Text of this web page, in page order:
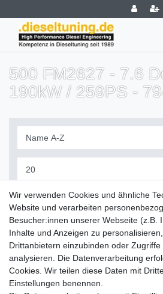
500 FM2627 - 7.6
190kW / 259PS -
Filter
Zahlung und Versand
Wir verwenden Cookies und ähnliche
Website und verarbeiten
Besucher:innen unserer Webseite (z.B.
Inhalte und Anzeigen zu
Drittanbietern einzubinden oder
analysieren. Die Datenverarbeitung
Cookies. Wir teilen diese Daten mit
Einstellungen benennen.